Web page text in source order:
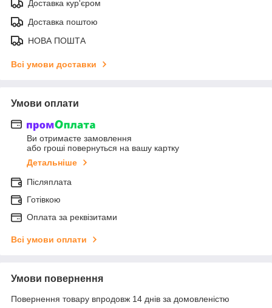
Доставка кур'єром
Доставка поштою
НОВА ПОШТА
Всі умови доставки
Умови оплати
Ви отримаєте замовлення
або гроші повернуться на вашу картку
Детальніше
Післяплата
Готівкою
Оплата за реквізитами
Всі умови оплати
Умови повернення
Повернення товару впродовж 14 днів за домовленістю